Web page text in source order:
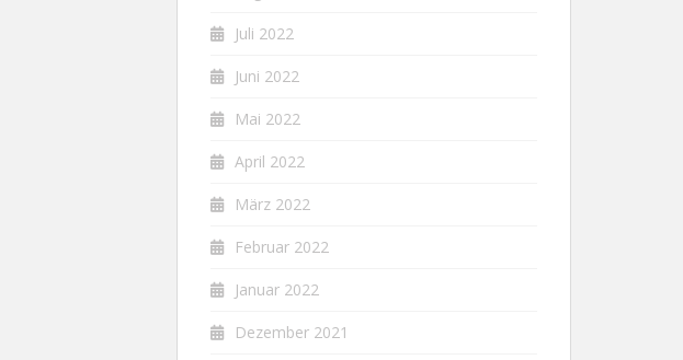
Juli 2022
Juni 2022
Mai 2022
April 2022
März 2022
Februar 2022
Januar 2022
Dezember 2021